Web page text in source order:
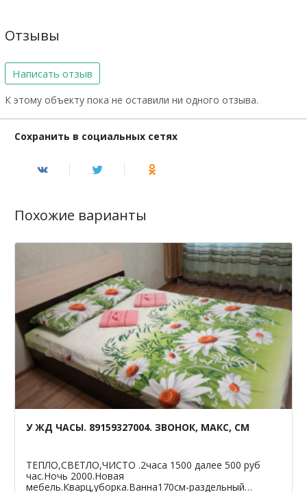
Отзывы
Написать отзыв
К этому объекту пока не оставили ни одного отзыва.
Сохранить в социальных сетях
Похожие варианты
У ЖД ЧАСЫ. 89159327004. ЗВОНОК, МАКС, СМ
ТЕПЛО,СВЕТЛО,ЧИСТО .2часа 1500 далее 500 руб
час.Ночь 2000.Новая
мебель.Кварц,уборка.Ванна170см-раздельный